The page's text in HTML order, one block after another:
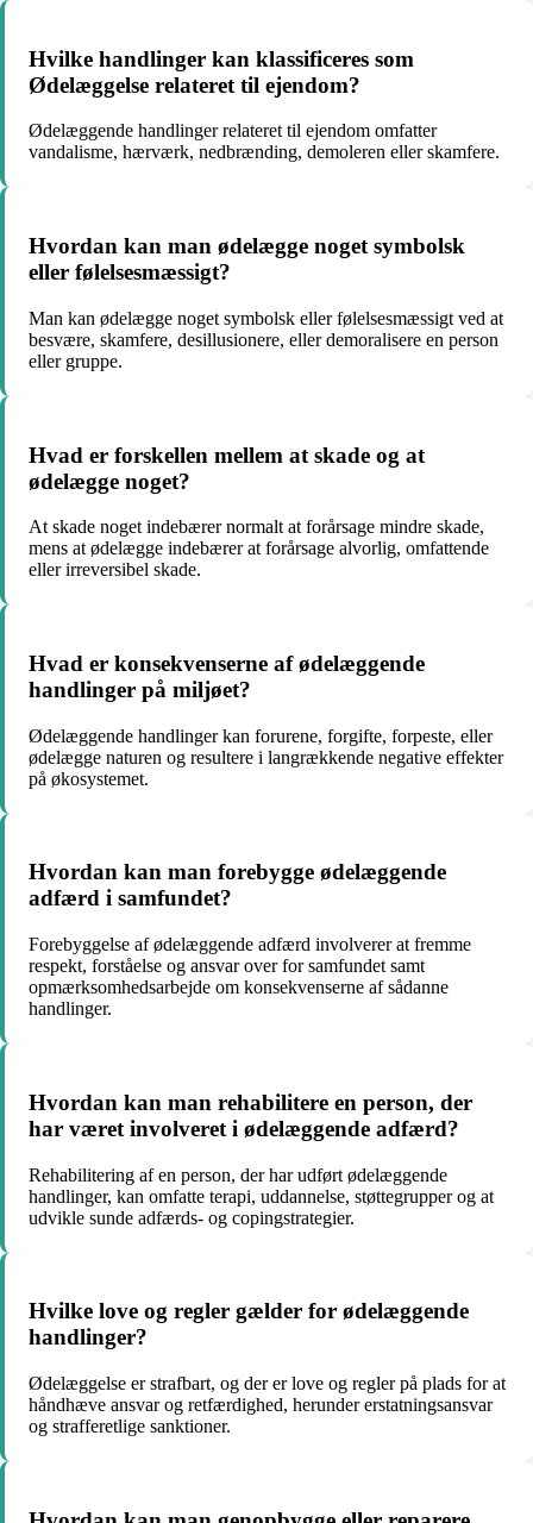
Hvilke handlinger kan klassificeres som
Ødelæggelse relateret til ejendom?
Ødelæggende handlinger relateret til ejendom omfatter
vandalisme, hærværk, nedbrænding, demoleren eller skamfere.
Hvordan kan man ødelægge noget symbolsk
eller følelsesmæssigt?
Man kan ødelægge noget symbolsk eller følelsesmæssigt ved at
besvære, skamfere, desillusionere, eller demoralisere en person
eller gruppe.
Hvad er forskellen mellem at skade og at
ødelægge noget?
At skade noget indebærer normalt at forårsage mindre skade,
mens at ødelægge indebærer at forårsage alvorlig, omfattende
eller irreversibel skade.
Hvad er konsekvenserne af ødelæggende
handlinger på miljøet?
Ødelæggende handlinger kan forurene, forgifte, forpeste, eller
ødelægge naturen og resultere i langrækkende negative effekter
på økosystemet.
Hvordan kan man forebygge ødelæggende
adfærd i samfundet?
Forebyggelse af ødelæggende adfærd involverer at fremme
respekt, forståelse og ansvar over for samfundet samt
opmærksomhedsarbejde om konsekvenserne af sådanne
handlinger.
Hvordan kan man rehabilitere en person, der
har været involveret i ødelæggende adfærd?
Rehabilitering af en person, der har udført ødelæggende
handlinger, kan omfatte terapi, uddannelse, støttegrupper og at
udvikle sunde adfærds- og copingstrategier.
Hvilke love og regler gælder for ødelæggende
handlinger?
Ødelæggelse er strafbart, og der er love og regler på plads for at
håndhæve ansvar og retfærdighed, herunder erstatningsansvar
og strafferetlige sanktioner.